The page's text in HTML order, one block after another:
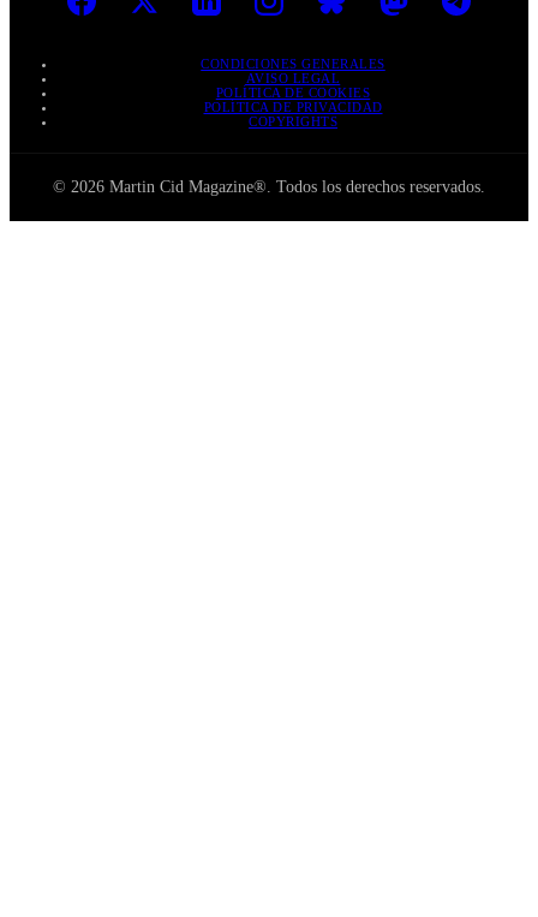
CONDICIONES GENERALES
AVISO LEGAL
POLÍTICA DE COOKIES
POLÍTICA DE PRIVACIDAD
COPYRIGHTS
© 2026 Martin Cid Magazine®. Todos los derechos reservados.